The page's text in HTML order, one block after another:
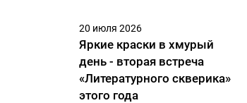
20 июля 2026
Яркие краски в хмурый
день - вторая встреча
«Литературного скверика»
этого года